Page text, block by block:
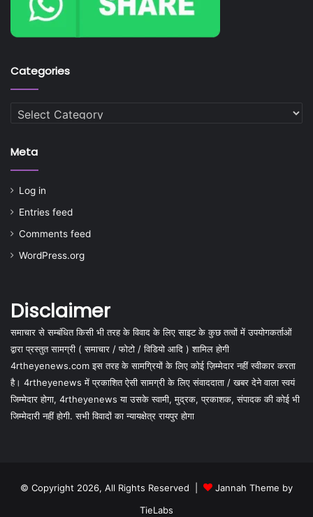
Categories
Categories
Meta
Log in
Entries feed
Comments feed
WordPress.org
Disclaimer
समाचार से सम्बंधित किसी भी तरह के विवाद के लिए साइट के कुछ तत्वों में उपयोगकर्ताओं
द्वारा प्रस्तुत सामग्री ( समाचार / फोटो / विडियो आदि ) शामिल होगी
4rtheyenews.com इस तरह के सामग्रियों के लिए कोई ज़िम्मेदार नहीं स्वीकार करता
है। 4rtheyenews में प्रकाशित ऐसी सामग्री के लिए संवाददाता / खबर देने वाला स्वयं
जिम्मेदार होगा, 4rtheyenews या उसके स्वामी, मुद्रक, प्रकाशक, संपादक की कोई भी
जिम्मेदारी नहीं होगी. सभी विवादों का न्यायक्षेत्र रायपुर होगा
© Copyright 2026, All Rights Reserved |
Jannah Theme by
TieLabs